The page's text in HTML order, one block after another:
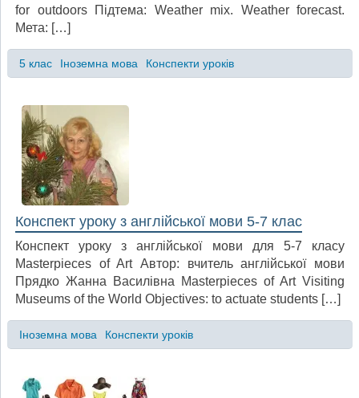
for outdoors Підтема: Weather mix. Weather forecast.
Мета: […]
5 клас Іноземна мова Конспекти уроків
Конспект уроку з англійської мови 5-7 клас
Конспект уроку з англійської мови для 5-7 класу
Masterpieces of Art Автор: вчитель англійської мови
Прядко Жанна Василівна Masterpieces of Art Visiting
Museums of the World Objectives: to actuate students […]
Іноземна мова Конспекти уроків